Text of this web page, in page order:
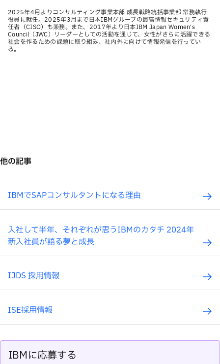
2025年4月よりコンサルティング事業本部 成長戦略統括事業部 常務執行
役員に就任。2025年3月まで日本IBMグループの最高情報セキュリティ責
任者（CISO）も兼務。また、2017年より日本IBM Japan Women's
Council（JWC）リーダーとしての活動を通じて、女性がさらに活躍できる
社会を作るための課題に取り組み、社内外に向けて情報発信を行ってい
る。
他の記事
IBMでSAPコンサルタントになる理由
入社して半年、それぞれが思うIBMのカタチ 2024年
新入社員が語る夢と成長
IJDS 採用情報
ISE採用情報
IBMに応募する